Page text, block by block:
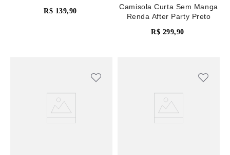
R$ 139,90
Camisola Curta Sem Manga
Renda After Party Preto
R$ 299,90